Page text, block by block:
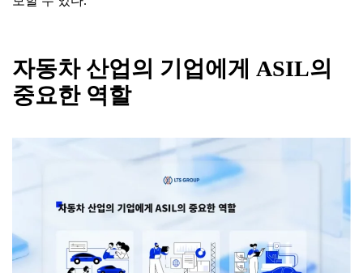
자동차 산업의 기업에게 ASIL의
중요한 역할